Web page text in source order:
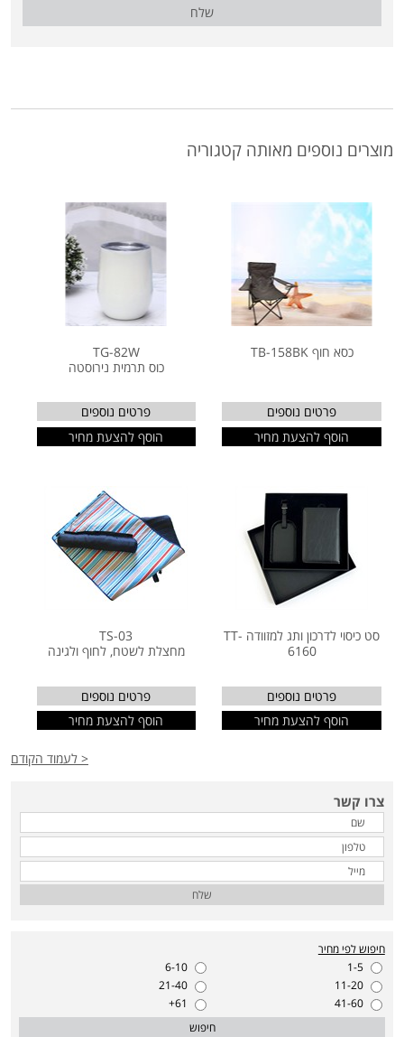
שלח
מוצרים נוספים מאותה קטגוריה
כסא חוף TB-158BK
פרטים נוספים
הוסף להצעת מחיר
TG-82W
כוס תרמית נירוסטה
פרטים נוספים
הוסף להצעת מחיר
סט כיסוי לדרכון ותג למזוודה TT-
6160
פרטים נוספים
הוסף להצעת מחיר
TS-03
מחצלת לשטח, לחוף ולגינה
פרטים נוספים
הוסף להצעת מחיר
< לעמוד הקודם
צרו קשר
שלח
חיפוש לפי מחיר
1-5
6-10
11-20
21-40
41-60
61+
חיפוש